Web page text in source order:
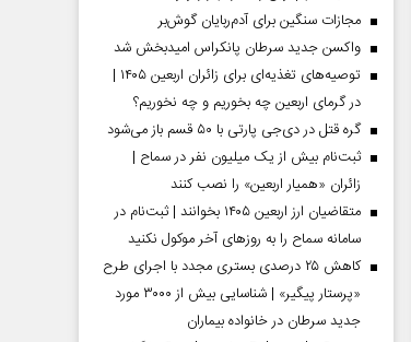
مجازات سنگین برای آدم‌ربایان گوش‌بر
واکسن جدید سرطان پانکراس امیدبخش شد
توصیه‌های تغذیه‌ای برای زائران اربعین ۱۴۰۵ |
در گرمای اربعین چه بخوریم و چه نخوریم؟
گره قتل در دی‌جی پارتی با ۵۰ قسم باز می‌شود
ثبت‌نام بیش از یک میلیون نفر در سماح |
زائران «همیار اربعین» را نصب کنند
متقاضیان ارز اربعین ۱۴۰۵ بخوانند | ثبت‌نام در
سامانه سماح را به روز‌های آخر موکول نکنید
کاهش ۲۵ درصدی بستری مجدد با اجرای طرح
«پرستار پیگیر» | شناسایی بیش از ۳۰۰۰ مورد
جدید سرطان در خانواده بیماران